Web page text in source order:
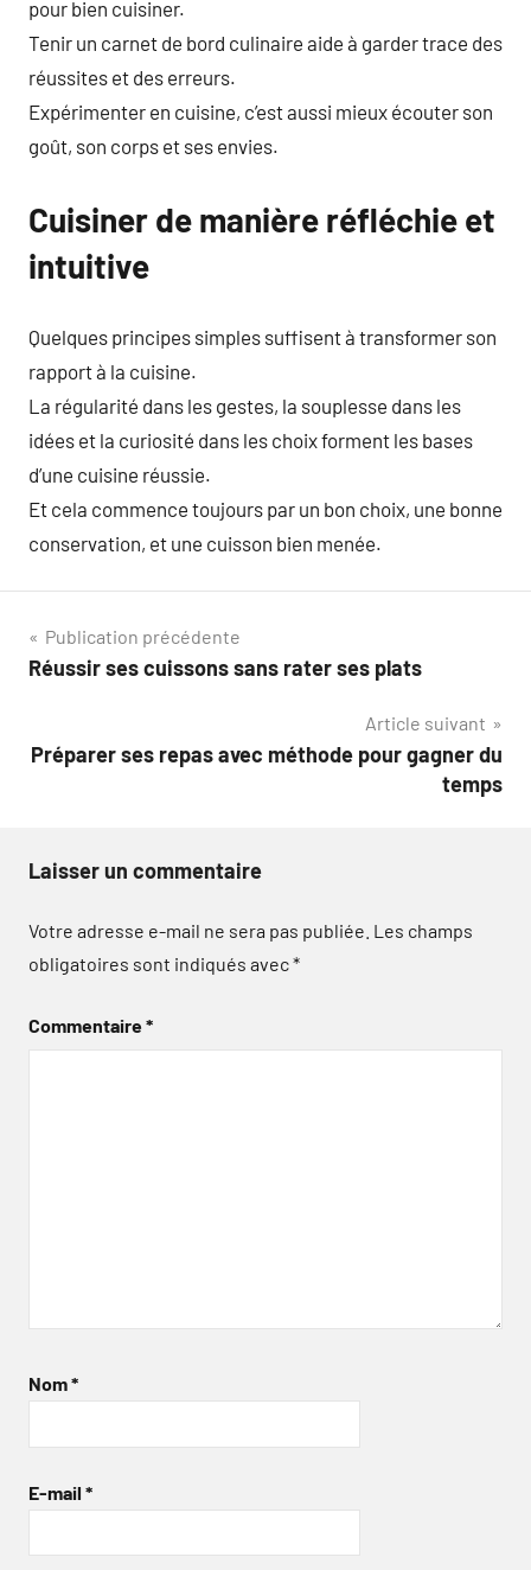
pour bien cuisiner.
Tenir un carnet de bord culinaire aide à garder trace des
réussites et des erreurs.
Expérimenter en cuisine, c’est aussi mieux écouter son
goût, son corps et ses envies.
Cuisiner de manière réfléchie et
intuitive
Quelques principes simples suffisent à transformer son
rapport à la cuisine.
La régularité dans les gestes, la souplesse dans les
idées et la curiosité dans les choix forment les bases
d’une cuisine réussie.
Et cela commence toujours par un bon choix, une bonne
conservation, et une cuisson bien menée.
Navigation
de
Publication précédente
Réussir ses cuissons sans rater ses plats
Article suivant
Préparer ses repas avec méthode pour gagner du
temps
Laisser un commentaire
Votre adresse e-mail ne sera pas publiée. Les champs
obligatoires sont indiqués avec*
Commentaire*
Nom*
E-mail *